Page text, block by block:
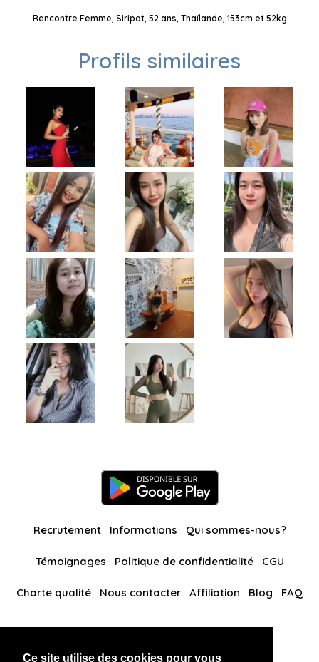
Ce site utilise des cookies pour vous
Rencontre Femme, Siripat, 52 ans, Thaïlande, 153cm et 52kg
Profils similaires
Recrutement Informations Qui sommes-nous?
Témoignages Politique de confidentialité CGU
Charte qualité Nous contacter Affiliation Blog FAQ